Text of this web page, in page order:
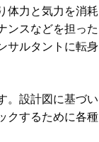
体力と気力を消耗
ンスなどを担った
サルタントに転身
。設計図に基づい
クするために各種